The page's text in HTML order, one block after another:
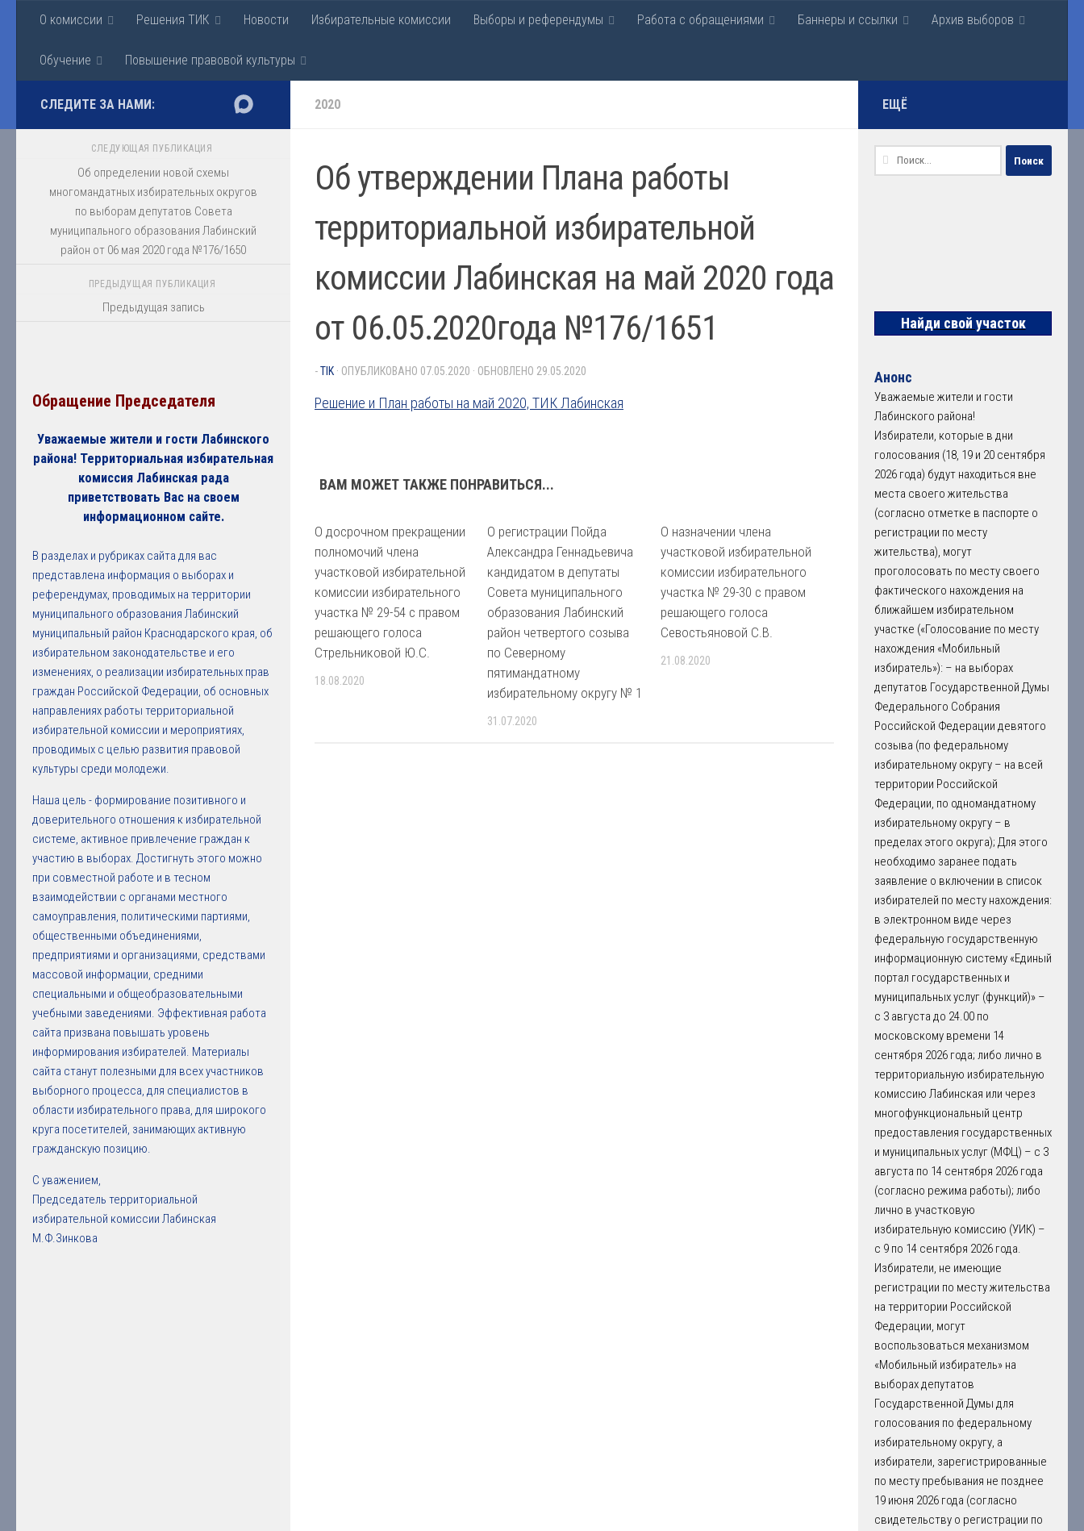
Перейти к содержимому
Территориальная избирательная комиссия Лабинская
О комиссии Решения ТИК Новости Избирательные комиссии Выборы и референдумы Работа с обращениями Баннеры и ссылки Архив выборов
Обучение Повышение правовой культуры
2020
Об утверждении Плана работы
территориальной избирательной
комиссии Лабинская на май 2020 года
от 06.05.2020года №176/1651
-TIK · ОПУБЛИКОВАНО 07.05.2020 · ОБНОВЛЕНО 29.05.2020
Решение и План работы на май 2020, ТИК Лабинская
ВАМ МОЖЕТ ТАКЖЕ ПОНРАВИТЬСЯ...
О досрочном прекращении
полномочий члена
участковой избирательной
комиссии избирательного
участка № 29-54 с правом
решающего голоса
Стрельниковой Ю.С.
18.08.2020
О регистрации Пойда
Александра Геннадьевича
кандидатом в депутаты
Совета муниципального
образования Лабинский
район четвертого созыва
по Северному
пятимандатному
избирательному округу № 1
31.07.2020
О назначении члена
участковой избирательной
комиссии избирательного
участка № 29-30 с правом
решающего голоса
Севостьяновой С.В.
21.08.2020
СЛЕДИТЕ ЗА НАМИ:
СЛЕДУЮЩАЯ ПУБЛИКАЦИЯ
Об определении новой схемы
многомандатных избирательных округов
по выборам депутатов Совета
муниципального образования Лабинский
район от 06 мая 2020 года №176/1650
ПРЕДЫДУЩАЯ ПУБЛИКАЦИЯ
Предыдущая запись
Обращение Председателя
Уважаемые жители и гости Лабинского
района! Территориальная избирательная
комиссия Лабинская рада
приветствовать Вас на своем
информационном сайте.
В разделах и рубриках сайта для вас
представлена информация о выборах и
референдумах, проводимых на территории
муниципального образования Лабинский
муниципальный район Краснодарского края, об
избирательном законодательстве и его
изменениях, о реализации избирательных прав
граждан Российской Федерации, об основных
направлениях работы территориальной
избирательной комиссии и мероприятиях,
проводимых с целью развития правовой
культуры среди молодежи.
Наша цель - формирование позитивного и
доверительного отношения к избирательной
системе, активное привлечение граждан к
участию в выборах. Достигнуть этого можно
при совместной работе и в тесном
взаимодействии с органами местного
самоуправления, политическими партиями,
общественными объединениями,
предприятиями и организациями, средствами
массовой информации, средними
специальными и общеобразовательными
учебными заведениями. Эффективная работа
сайта призвана повышать уровень
информирования избирателей. Материалы
сайта станут полезными для всех участников
выборного процесса, для специалистов в
области избирательного права, для широкого
круга посетителей, занимающих активную
гражданскую позицию.
С уважением,
Председатель территориальной
избирательной комиссии Лабинская
М.Ф.Зинкова
ЕЩЁ
Найти:
Найди свой участок
Анонс
Уважаемые жители и гости
Лабинского района!
Избиратели, которые в дни
голосования (18, 19 и 20 сентября
2026 года) будут находиться вне
места своего жительства
(согласно отметке в паспорте о
регистрации по месту
жительства), могут
проголосовать по месту своего
фактического нахождения на
ближайшем избирательном
участке («Голосование по месту
нахождения «Мобильный
избиратель»): – на выборах
депутатов Государственной Думы
Федерального Собрания
Российской Федерации девятого
созыва (по федеральному
избирательному округу – на всей
территории Российской
Федерации, по одномандатному
избирательному округу – в
пределах этого округа); Для этого
необходимо заранее подать
заявление о включении в список
избирателей по месту нахождения:
в электронном виде через
федеральную государственную
информационную систему «Единый
портал государственных и
муниципальных услуг (функций)» –
с 3 августа до 24.00 по
московскому времени 14
сентября 2026 года; либо лично в
территориальную избирательную
комиссию Лабинская или через
многофункциональный центр
предоставления государственных
и муниципальных услуг (МФЦ) – с 3
августа по 14 сентября 2026 года
(согласно режима работы); либо
лично в участковую
избирательную комиссию (УИК) –
с 9 по 14 сентября 2026 года.
Избиратели, не имеющие
регистрации по месту жительства
на территории Российской
Федерации, могут
воспользоваться механизмом
«Мобильный избиратель» на
выборах депутатов
Государственной Думы для
голосования по федеральному
избирательному округу, а
избиратели, зарегистрированные
по месту пребывания не позднее
19 июня 2026 года (согласно
свидетельству о регистрации по